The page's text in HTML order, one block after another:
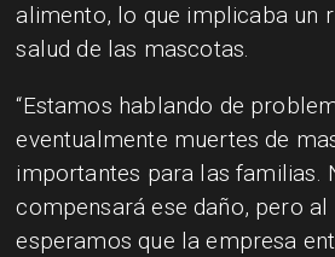
alimento, lo que implicaba un
salud de las mascotas.
“Estamos hablando de
eventualmente muertes de
importantes para las familias.
compensará ese daño, pero al
esperamos que la empresa